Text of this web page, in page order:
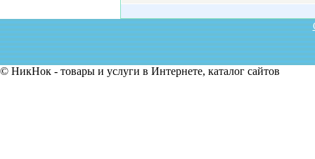
© НикНок - товары и услуги в Интернете, каталог сайтов